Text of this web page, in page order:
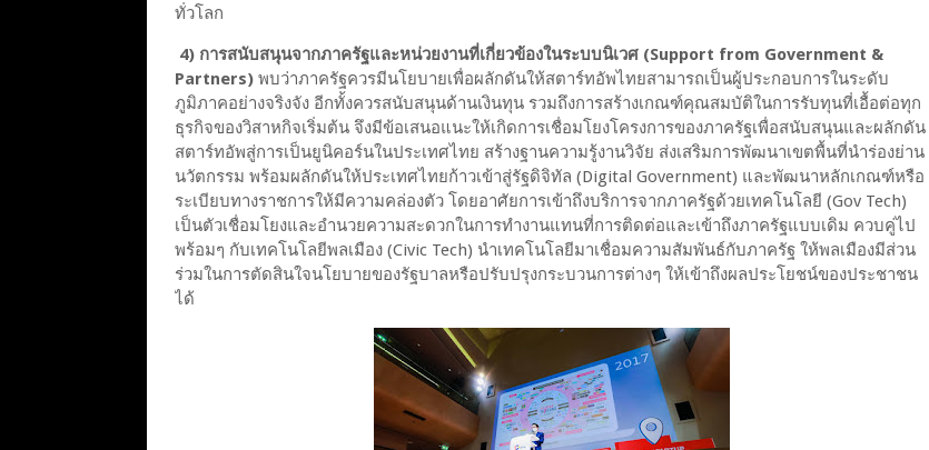
ทั่วโลก
4) การสนับสนุนจากภาครัฐและหน่วยงานที่เกี่ยวข้องในระบบนิเวศ (Support from Government &
Partners) พบว่าภาครัฐควรมีนโยบายเพื่อผลักดันให้สตาร์ทอัพไทยสามารถเป็นผู้ประกอบการในระดับ
ภูมิภาคอย่างจริงจัง อีกทั้งควรสนับสนุนด้านเงินทุน รวมถึงการสร้างเกณฑ์คุณสมบัติในการรับทุนที่เอื้อต่อทุก
ธุรกิจของวิสาหกิจเริ่มต้น จึงมีข้อเสนอแนะให้เกิดการเชื่อมโยงโครงการของภาครัฐเพื่อสนับสนุนและผลักดัน
สตาร์ทอัพสู่การเป็นยูนิคอร์นในประเทศไทย สร้างฐานความรู้งานวิจัย ส่งเสริมการพัฒนาเขตพื้นที่นำร่องย่าน
นวัตกรรม พร้อมผลักดันให้ประเทศไทยก้าวเข้าสู่รัฐดิจิทัล (Digital Government) และพัฒนาหลักเกณฑ์หรือ
ระเบียบทางราชการให้มีความคล่องตัว โดยอาศัยการเข้าถึงบริการจากภาครัฐด้วยเทคโนโลยี (Gov Tech)
เป็นตัวเชื่อมโยงและอำนวยความสะดวกในการทำงานแทนที่การติดต่อและเข้าถึงภาครัฐแบบเดิม ควบคู่ไป
พร้อมๆ กับเทคโนโลยีพลเมือง (Civic Tech) นำเทคโนโลยีมาเชื่อมความสัมพันธ์กับภาครัฐ ให้พลเมืองมีส่วน
ร่วมในการตัดสินใจนโยบายของรัฐบาลหรือปรับปรุงกระบวนการต่างๆ ให้เข้าถึงผลประโยชน์ของประชาชน
ได้